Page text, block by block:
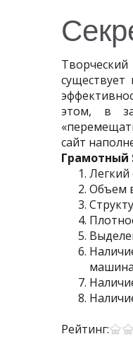
существует
этом, в
сайт
Грамотный
Легкий
Объем
Рейтинг: